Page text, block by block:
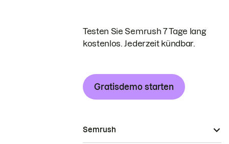
Testen Sie Semrush 7 Tage lang
kostenlos. Jederzeit kündbar.
Gratisdemo starten
Semrush